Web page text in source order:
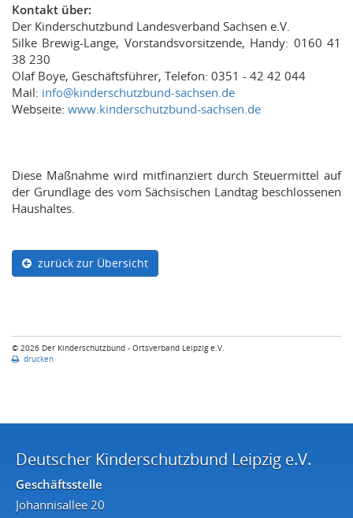
Kontakt über:
Der Kinderschutzbund Landesverband Sachsen e.V.
Silke Brewig-Lange, Vorstandsvorsitzende, Handy: 0160 41
38 230
Olaf Boye, Geschäftsführer, Telefon: 0351 - 42 42 044
Mail: info@kinderschutzbund-sachsen.de
Webseite: www.kinderschutzbund-sachsen.de
Diese Maßnahme wird mitfinanziert durch Steuermittel auf
der Grundlage des vom Sächsischen Landtag beschlossenen
Haushaltes.
zurück zur Übersicht
© 2026 Der Kinderschutzbund - Ortsverband Leipzig e.V.
drucken
Deutscher Kinderschutzbund Leipzig e.V.
Geschäftsstelle
Johannisallee 20